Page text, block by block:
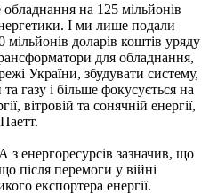
на 125 мільйонів
І ми лише подали
доларів коштів уряду
для обладнання,
України, збудувати систему,
газу і більше фокусується на
вітровій та сонячній енергії,
енергоресурсів зазначив, що
після перемоги у війні
експортера енергії.